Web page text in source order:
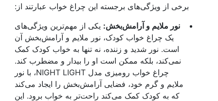
برخی از ویژگی‌های برجسته این چراغ خواب عبارتند از:
نور ملایم و آرامش‌بخش: یکی از مهم‌ترین ویژگی‌های
یک چراغ خواب کودک، نور ملایم و آرامش‌بخش آن
است. نور شدید و زننده، نه تنها به خواب کودک کمک
نمی‌کند، بلکه ممکن است او را بیدار و مضطرب کند.
چراغ خواب رومیزی مدل NIGHT LIGHT، با نور
ملایم و گرم خود، فضایی آرامش‌بخش را ایجاد می‌کند
که به کودک کمک می‌کند راحت‌تر به خواب برود. این